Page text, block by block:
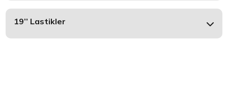
19’’ Lastikler